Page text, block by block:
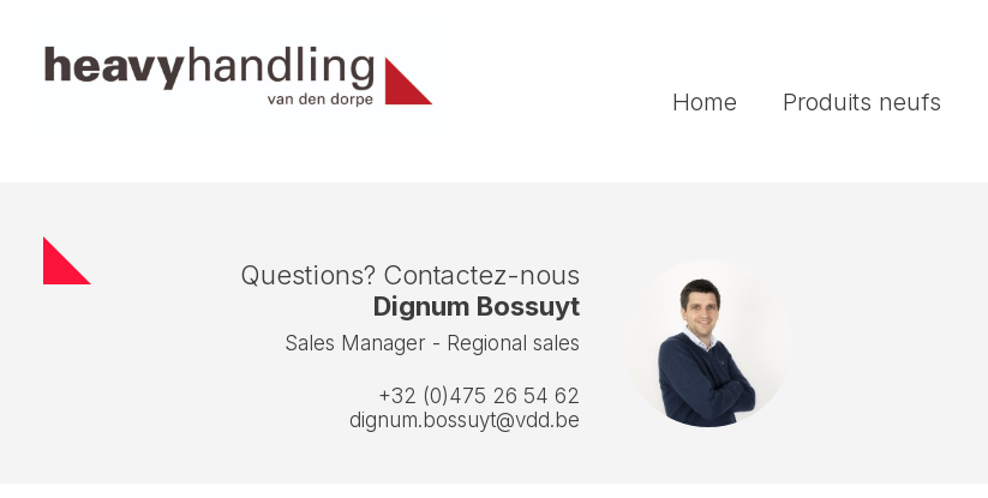
Home Produits neufs
Questions? Contactez-nous
Dignum Bossuyt
Sales Manager - Regional sales
+32 (0)475 26 54 62
dignum.bossuyt@vdd.be